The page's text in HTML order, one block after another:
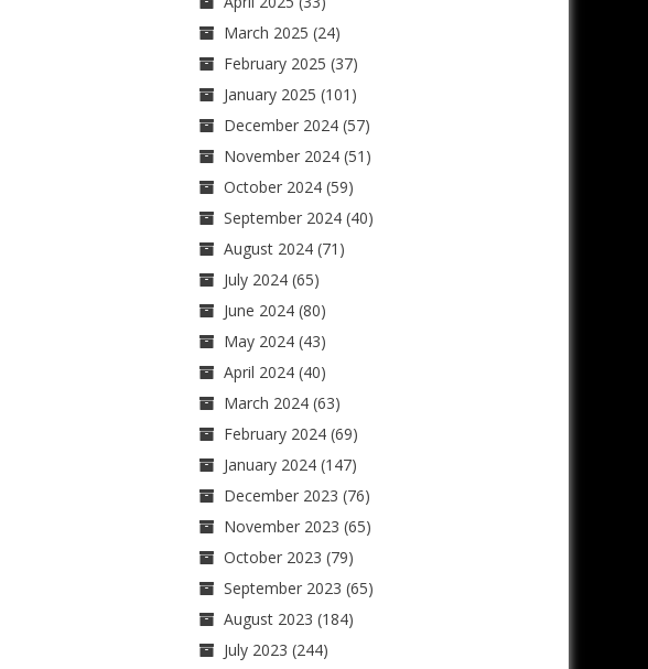
March 2025 (24)
February 2025 (37)
January 2025 (101)
December 2024(57)
November 2024(51)
October 2024(59)
September 2024(40)
August 2024(71)
July 2024(65)
June 2024(80)
May 2024(43)
April 2024(40)
March 2024(63)
February 2024(69)
January 2024(147)
December 2023 (76)
November 2023 (65)
October 2023 (79)
September 2023 (65)
August 2023 (184)
July 2023 (244)